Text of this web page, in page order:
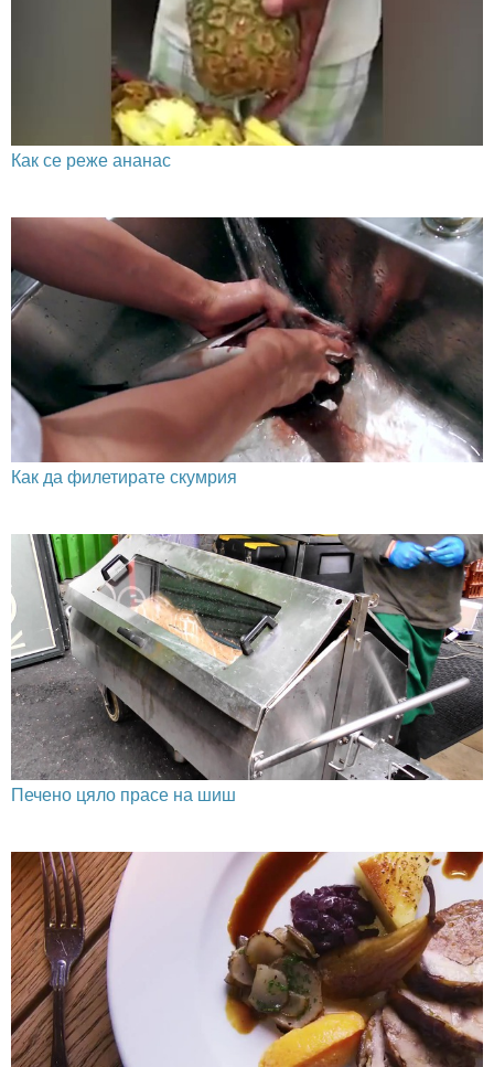
Как се реже ананас
Как да филетирате скумрия
Печено цяло прасе на шиш